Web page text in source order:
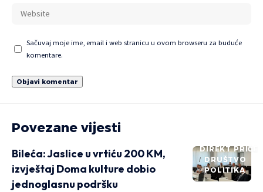
Sačuvaj moje ime, email i web stranicu u ovom browseru za buduće
komentare.
Povezane vijesti
DIREKT PRIČE
DRUŠTVO
POLITIKA
Bileća: Jaslice u vrtiću 200 KM,
izvještaj Doma kulture dobio
jednoglasnu podršku